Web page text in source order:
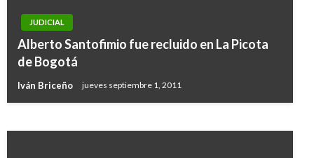
JUDICIAL
Alberto Santofimio fue recluido en La Picota
de Bogotá
Iván Briceño jueves septiembre 1, 2011
Revelan que Humberto de la Calle apoyaría